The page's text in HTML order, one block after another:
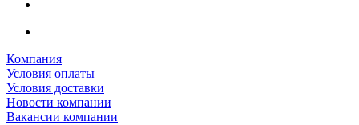
Компания
Условия оплаты
Условия доставки
Новости компании
Вакансии компании